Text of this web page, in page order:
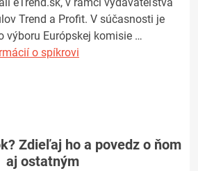
eTrend.sk, v rámci vydavateľstva
Trend a Profit. V súčasnosti je
výboru Európskej komisie …
o spíkrovi
Zdieľaj ho a povedz o ňom
aj ostatným